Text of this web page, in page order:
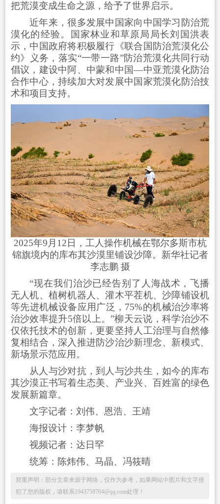
把荒漠变成生命之源，给予了世界启示。
近年来，很多发展中国家向中国学习防治荒
漠化的经验。国家林业和草原局局长刘国洪表
示，中国政府将积极履行《联合国防治荒漠化公
约》义务，落实“一带一路”防治荒漠化共同行动
倡议，建设中阿、中蒙和中国—中亚荒漠化防治
合作中心，持续加大对发展中国家荒漠化防治技
术和项目支持。
2025年9月12日，工人操作机械在鄂尔多斯市杭
锦旗境内的库布其沙漠里铺设沙障。新华社记者
李志鹏 摄
“现在我们治沙已经告别了人海战术，飞播
无人机、植树机器人、灌木平茬机、沙障铺设机
等先进机械设备应用广泛，75%的机械治沙率将
治沙效率提升5倍以上。”柳天云说，科学治沙不
仅依托技术的创新，更要坚持人工治理与自然修
复相结合，深入推进防沙治沙新理念、新模式、
新场景示范应用。
从人与沙对抗，到人与沙共生，如今的库布
其沙漠正书写着生态美、产业兴、百姓富的绿色
发展新篇章。
文字记者：刘伟、恩浩、王靖
海报设计：李梦帆
视频记者：达日罕
统筹：陈炜伟、马晶、冯筱晴
郑重声明：部分文章来源于网络，仅作为参考，如果网站中图片和文字侵
犯了您的版权，请联系1943759704@qq.com处理！